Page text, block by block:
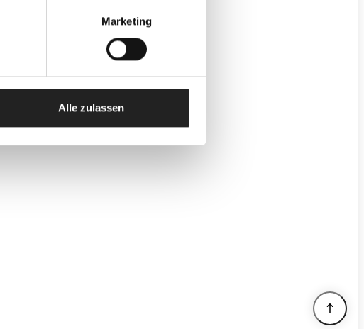
Marketing
Alle zulassen